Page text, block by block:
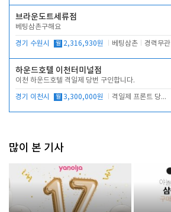
브라운도트세류점
베팅삼촌구해요
경기 수원시 월 2,316,930원 베팅삼촌 경력무관
하운드호텔 이천터미널점
이천 하운드호텔 격일제 당번 구인합니다.
경기 이천시 월 3,300,000원 격일제 프론트 당번 업무로 주차 및 객실 점검
많이 본 기사